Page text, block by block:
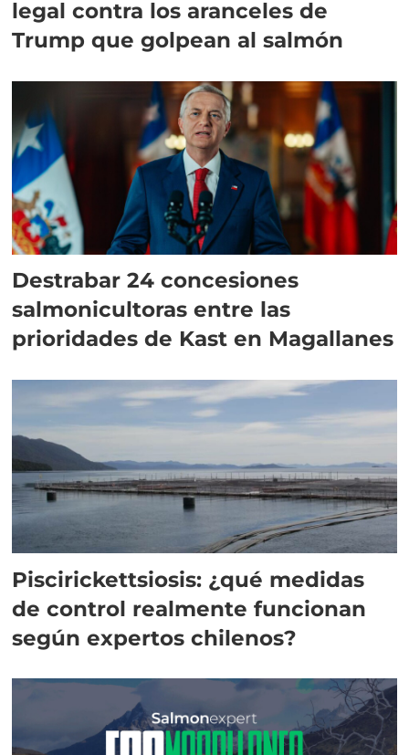
legal contra los aranceles de
Trump que golpean al salmón
Destrabar 24 concesiones
salmonicultoras entre las
prioridades de Kast en Magallanes
Piscirickettsiosis: ¿qué medidas
de control realmente funcionan
según expertos chilenos?